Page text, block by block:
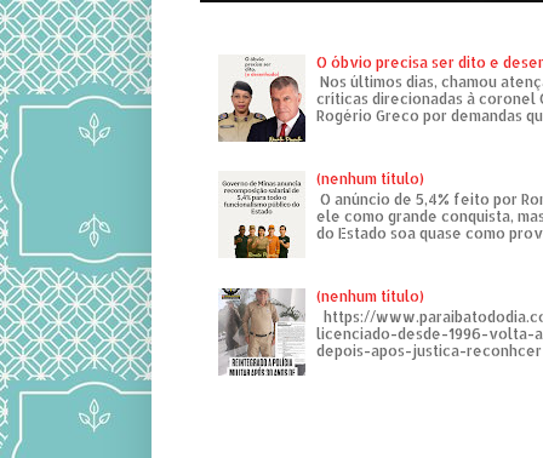
O óbvio precisa ser dito e
Nos últimos dias, chamou
críticas direcionadas à coronel
Rogério Greco por demandas
(nenhum título)
O anúncio de 5,4% feito por
ele como grande conquista,
do Estado soa quase como
(nenhum título)
https://
licenciado-desde-1996-volta-
depois-apos-justica-